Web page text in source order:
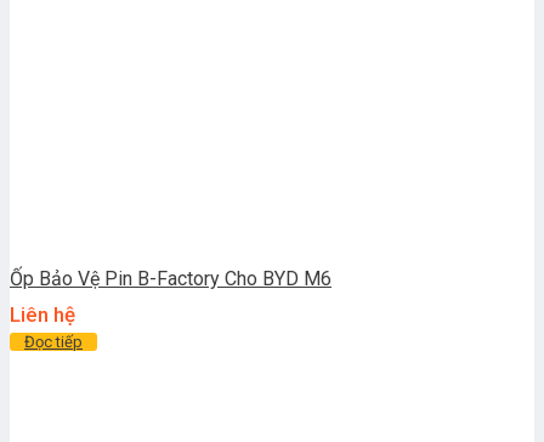
Ốp Bảo Vệ Pin B-Factory Cho BYD M6
Liên hệ
Đọc tiếp